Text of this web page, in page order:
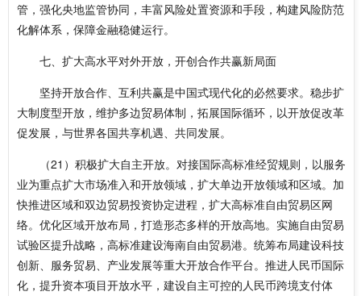
管，强化央地监管协同，丰富风险处置资源和手段，构建风险防范
化解体系，保障金融稳健运行。
七、扩大高水平对外开放，开创合作共赢新局面
坚持开放合作、互利共赢是中国式现代化的必然要求。稳步扩
大制度型开放，维护多边贸易体制，拓展国际循环，以开放促改革
促发展，与世界各国共享机遇、共同发展。
（21）积极扩大自主开放。对接国际高标准经贸规则，以服务
业为重点扩大市场准入和开放领域，扩大单边开放领域和区域。加
快推进区域和双边贸易投资协定进程，扩大高标准自由贸易区网
络。优化区域开放布局，打造形态多样的开放高地。实施自由贸易
试验区提升战略，高标准建设海南自由贸易港。统筹布局建设科技
创新、服务贸易、产业发展等重大开放合作平台。推进人民币国际
化，提升资本项目开放水平，建设自主可控的人民币跨境支付体